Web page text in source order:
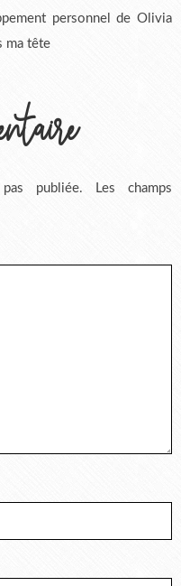
personnel de Olivia
ma tête
publiée.
Les champs